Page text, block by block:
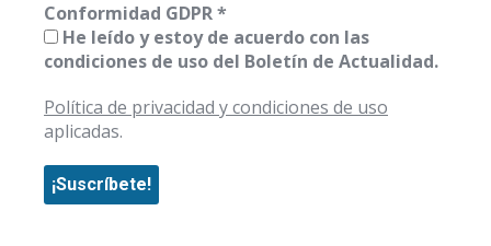
Conformidad GDPR*
He leído y estoy de acuerdo con las
condiciones de uso del Boletín de Actualidad.
Política de privacidad y condiciones de uso
aplicadas.